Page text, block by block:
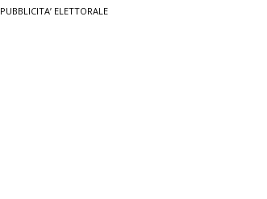
PUBBLICITA’ ELETTORALE